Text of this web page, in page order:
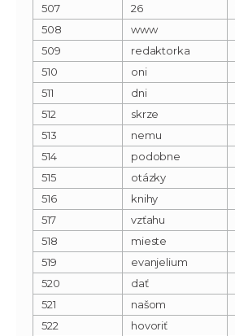
507
26
508
www
509
redaktorka
510
oni
511
dni
512
skrze
513
nemu
514
podobne
515
otázky
516
knihy
517
vzťahu
518
mieste
519
evanjelium
520
dať
521
našom
522
hovoriť